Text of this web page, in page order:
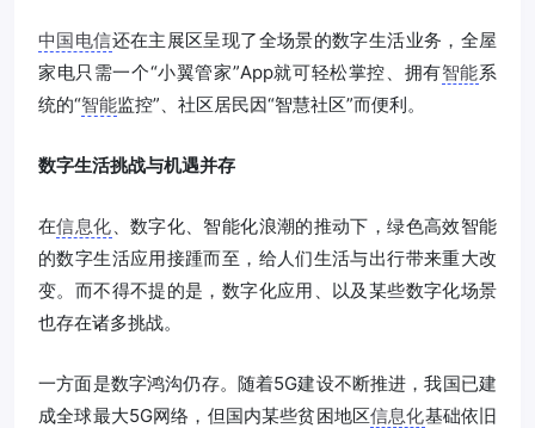
中国电信还在主展区呈现了全场景的数字生活业务，全屋
家电只需一个“小翼管家”App就可轻松掌控、拥有智能系
统的“智能监控”、社区居民因“智慧社区”而便利。
数字生活挑战与机遇并存
在信息化 、数字化、智能化浪潮的推动下，绿色高效智能
的数字生活应用接踵而至，给人们生活与出行带来重大改
变。而不得不提的是，数字化应用、以及某些数字化场景
也存在诸多挑战。
一方面是数字鸿沟仍存。随着5G建设不断推进，我国已建
成全球最大5G网络，但国内某些贫困地区信息化基础依旧